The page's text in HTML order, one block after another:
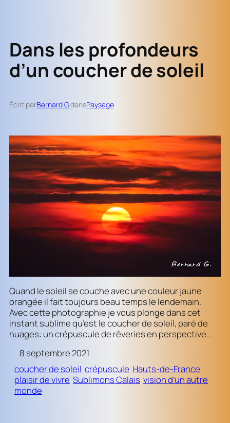
Dans les profondeurs
d’un coucher de soleil
Écrit parBernard G.dansPaysage
Quand le soleil se couche avec une couleur jaune
orangée il fait toujours beau temps le lendemain.
Avec cette photographie je vous plonge dans cet
instant sublime qu’est le coucher de soleil, paré de
nuages: un crépuscule de rêveries en perspective…
8 septembre 2021
coucher de soleil crépuscule Hauts-de-France
plaisir de vivre Sublimons Calais vision d’un autre
monde